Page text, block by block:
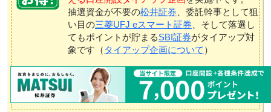
抽選資金が不要の松井証券 、委託幹事として狙
い目の三菱UFJ eスマート証券 、そして落選し
てもポイントが貯まるSBI証券がタイアップ対
象です（ タイアップ企画について ）